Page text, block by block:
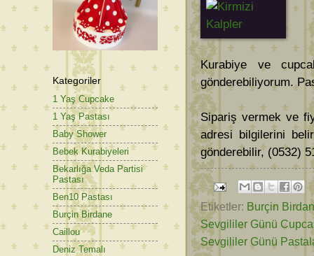
Kurabiye ve
gönderebiliyorum.
Sipariş vermek ve
adresi bilgilerini
gönderebilir, (0532)
Etiketler: Burçin
Sevgililer Günü
Sevgililer Günü
Kategoriler
1 Yaş Cupcake
1 Yaş Pastası
Baby Shower
Bebek Kurabiyeleri
Bekarlığa Veda Partisi
Pastası
Ben10 Pastası
Burçin Birdane
Caillou
Deniz Temalı